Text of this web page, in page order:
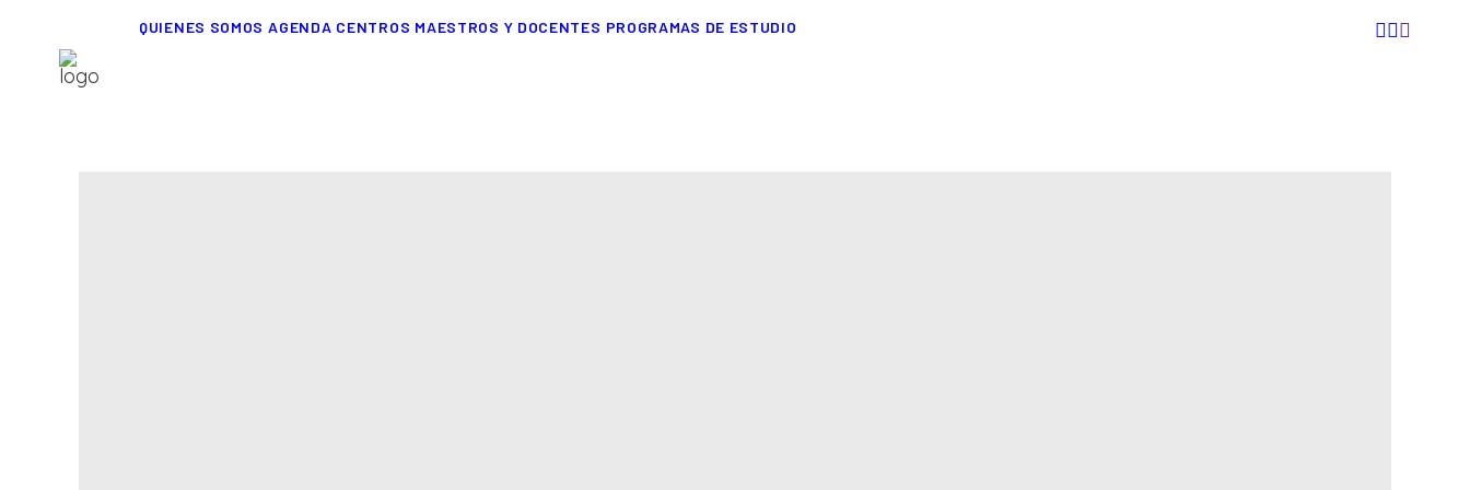
QUIENES SOMOS AGENDA CENTROS MAESTROS Y DOCENTES PROGRAMAS DE ESTUDIO